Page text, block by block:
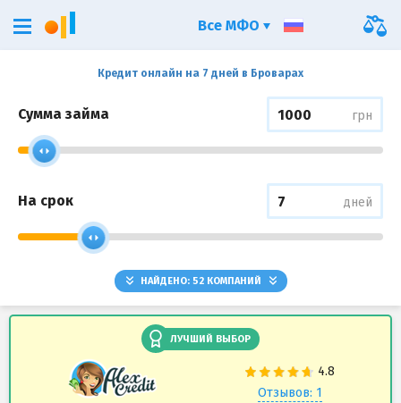
Кредит онлайн на 7 дней в Броварах
Сумма займа грн
На срок дней
НАЙДЕНО: 52КОМПАНИЙ
ЛУЧШИЙ ВЫБОР
Отзывов: 1
Все МФО